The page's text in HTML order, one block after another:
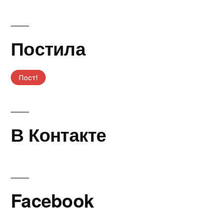
Постила
В Контакте
Facebook